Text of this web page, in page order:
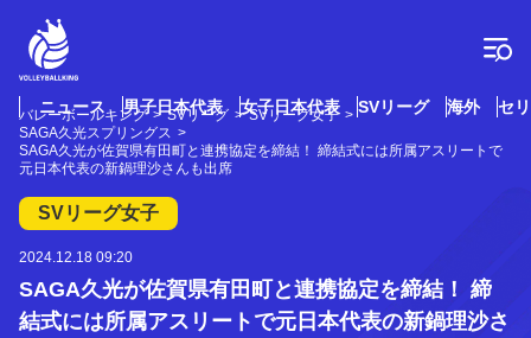
ニュース 男子日本代表 女子日本代表 SVリーグ 海外 セ
バレーボールキング SVリーグ
SVリーグ女子
SAGA久光スプリングス
SAGA久光が佐賀県有田町と連携協定を締結！ 締結式には所属アスリートで
元日本代表の新鍋理沙さんも出席
SVリーグ女子
2024.12.18 09:20
SAGA久光が佐賀県有田町と連携協定を締結！ 締
結式には所属アスリートで元日本代表の新鍋理沙さ